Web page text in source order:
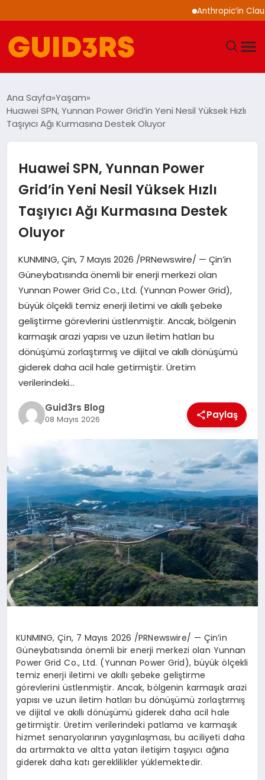
Anthropic’in Claude
YAŞAM
SAĞLIK
EKONOMI
MAGAZIN
EĞITIM
Ana Sayfa Yaşam
Huawei SPN, Yunnan Power Grid’in Yeni Nesil Yüksek Hızlı
Taşıyıcı Ağı Kurmasına Destek Oluyor
Huawei SPN, Yunnan Power
Grid’in Yeni Nesil Yüksek Hızlı
Taşıyıcı Ağı Kurmasına Destek
Oluyor
KUNMING, Çin, 7 Mayıs 2026 /PRNewswire/ — Çin’in
Güneybatısında önemli bir enerji merkezi olan
Yunnan Power Grid Co., Ltd. (Yunnan Power Grid),
büyük ölçekli temiz enerji iletimi ve akıllı şebeke
geliştirme görevlerini üstlenmiştir. Ancak, bölgenin
karmaşık arazi yapısı ve uzun iletim hatları bu
dönüşümü zorlaştırmış ve dijital ve akıllı dönüşümü
giderek daha acil hale getirmiştir. Üretim
verilerindeki…
Guid3rs Blog
08 Mayıs 2026 Paylaş
KUNMING, Çin, 7 Mayıs 2026 /PRNewswire/ — Çin’in
Güneybatısında önemli bir enerji merkezi olan Yunnan
Power Grid Co., Ltd. (Yunnan Power Grid), büyük ölçekli
temiz enerji iletimi ve akıllı şebeke geliştirme
görevlerini üstlenmiştir. Ancak, bölgenin karmaşık arazi
yapısı ve uzun iletim hatları bu dönüşümü zorlaştırmış
ve dijital ve akıllı dönüşümü giderek daha acil hale
getirmiştir. Üretim verilerindeki patlama ve karmaşık
hizmet senaryolarının yaygınlaşması, bu aciliyeti daha
da artırmakta ve altta yatan iletişim taşıyıcı ağına
giderek daha katı gereklilikler yüklemektedir.